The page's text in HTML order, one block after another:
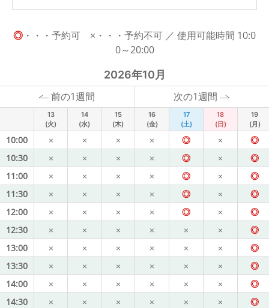
◎ ・・・予約可 ×・・・予約不可 ／ 使用可能時間 10:0
0～20:00
2026年10月
前の1週間 次の1週間
13
(火)
14
(水)
15
(木)
16
(金)
17
(土)
18
(日)
19
(月)
10:00 × × × × ◎ ×
◎
10:30
× × × × ◎ ×
◎
11:00
× × × × ◎ ×
◎
11:30
× × × × ◎ ×
◎
12:00
× × × × ◎ ×
◎
12:30
× × × × × ×
◎
13:00
× × × × × ×
◎
13:30
× × × × × ×
◎
14:00
× × × × × ×
◎
14:30
× × × × × ×
◎